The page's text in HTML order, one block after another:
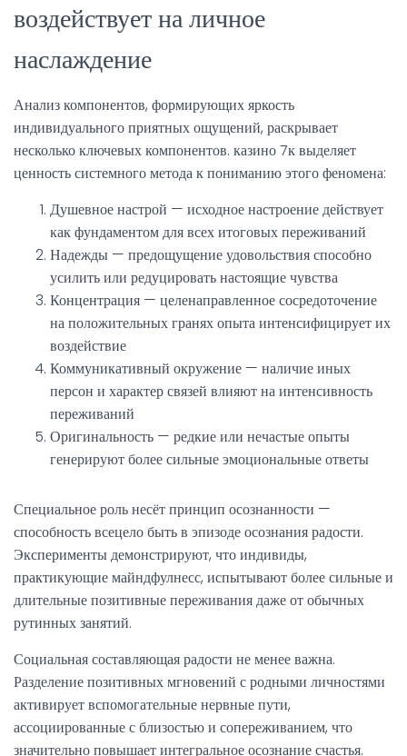
воздействует на личное
наслаждение
Анализ компонентов, формирующих яркость
индивидуального приятных ощущений, раскрывает
несколько ключевых компонентов. казино 7к выделяет
ценность системного метода к пониманию этого феномена:
Душевное настрой — исходное настроение действует
как фундаментом для всех итоговых переживаний
Надежды — предощущение удовольствия способно
усилить или редуцировать настоящие чувства
Концентрация — целенаправленное сосредоточение
на положительных гранях опыта интенсифицирует их
воздействие
Коммуникативный окружение — наличие иных
персон и характер связей влияют на интенсивность
переживаний
Оригинальность — редкие или нечастые опыты
генерируют более сильные эмоциональные ответы
Специальное роль несёт принцип осознанности —
способность всецело быть в эпизоде осознания радости.
Эксперименты демонстрируют, что индивиды,
практикующие майндфулнесс, испытывают более сильные и
длительные позитивные переживания даже от обычных
рутинных занятий.
Социальная составляющая радости не менее важна.
Разделение позитивных мгновений с родными личностями
активирует вспомогательные нервные пути,
ассоциированные с близостью и сопереживанием, что
значительно повышает интегральное осознание счастья.